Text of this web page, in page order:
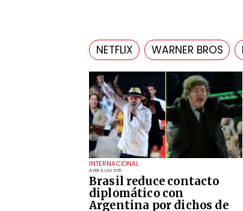
INTERNACIONAL
AYER A LAS 9:35
Brasil reduce contacto
diplomático con
Argentina por dichos de
NETFLIX WARNER BROS